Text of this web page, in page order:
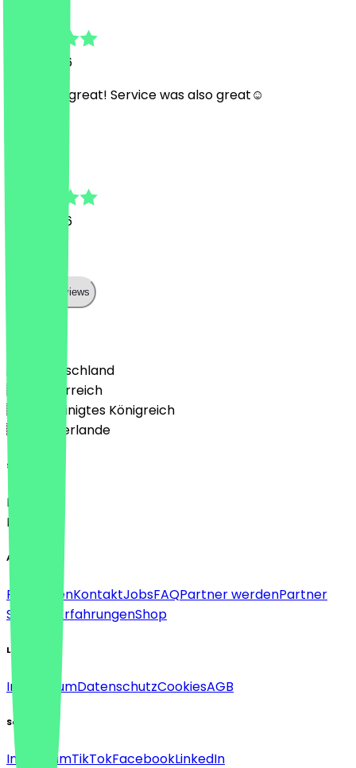
3. Juli 2026
Food was great! Service was also great☺️
2. Juli 2026
Show all reviews
🇩🇪 Deutschland
🇦🇹 Österreich
🇬🇧 Vereinigtes Königreich
🇳🇱 Niederlande
Sprache
Deutsch
English
About
Für FirmenKontaktJobsFAQPartner werdenPartner
Support
ErfahrungenShop
Legal
ImpressumDatenschutzCookiesAGB
Social
InstagramTikTokFacebookLinkedIn